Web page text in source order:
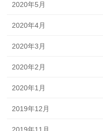
2020年5月
2020年4月
2020年3月
2020年2月
2020年1月
2019年12月